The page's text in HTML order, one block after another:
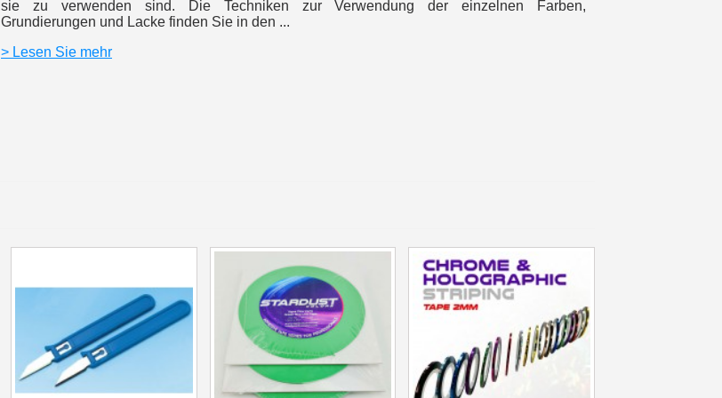
Ihr Online-Angebot in weniger als 1 Minute
10€ Einkaufsgutschein für jede Weiterempfehlung
sie zu verwenden sind. Die Techniken zur Verwendung der einzelnen Farben,
Grundierungen und Lacke finden Sie in den ...
> Lesen Sie mehr